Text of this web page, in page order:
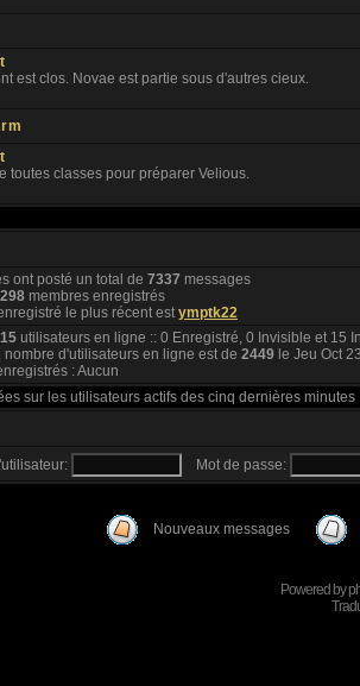
est clos. Novae est partie sous d'autres cieux.
toutes classes pour préparer Velious.
ont posté un total de 7337 messages
298 membres enregistrés
le plus récent estymptk22
15 utilisateurs en ligne :: 0 Enregistré, 0 Invisible et 15
nombre d'utilisateurs en ligne est de 2449 le Jeu Oct
: Aucun
sur les utilisateurs actifs des cinq dernières minutes
Mot de passe:
Nouveaux messages
Powered by